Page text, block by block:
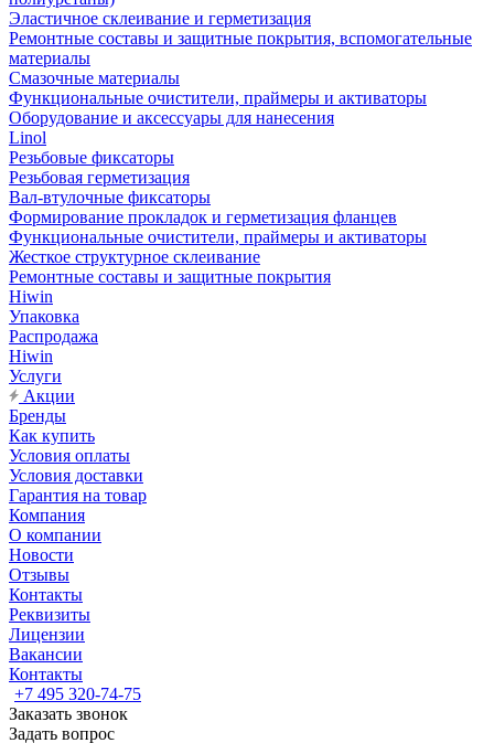
Эластичное склеивание и герметизация
Ремонтные составы и защитные покрытия, вспомогательные
материалы
Смазочные материалы
Функциональные очистители, праймеры и активаторы
Оборудование и аксессуары для нанесения
Linol
Резьбовые фиксаторы
Резьбовая герметизация
Вал-втулочные фиксаторы
Формирование прокладок и герметизация фланцев
Функциональные очистители, праймеры и активаторы
Жесткое структурное склеивание
Ремонтные составы и защитные покрытия
Hiwin
Упаковка
Распродажа
Hiwin
Услуги
Акции
Бренды
Как купить
Условия оплаты
Условия доставки
Гарантия на товар
Компания
О компании
Новости
Отзывы
Контакты
Реквизиты
Лицензии
Вакансии
Контакты
+7 495 320-74-75
Заказать звонок
Задать вопрос